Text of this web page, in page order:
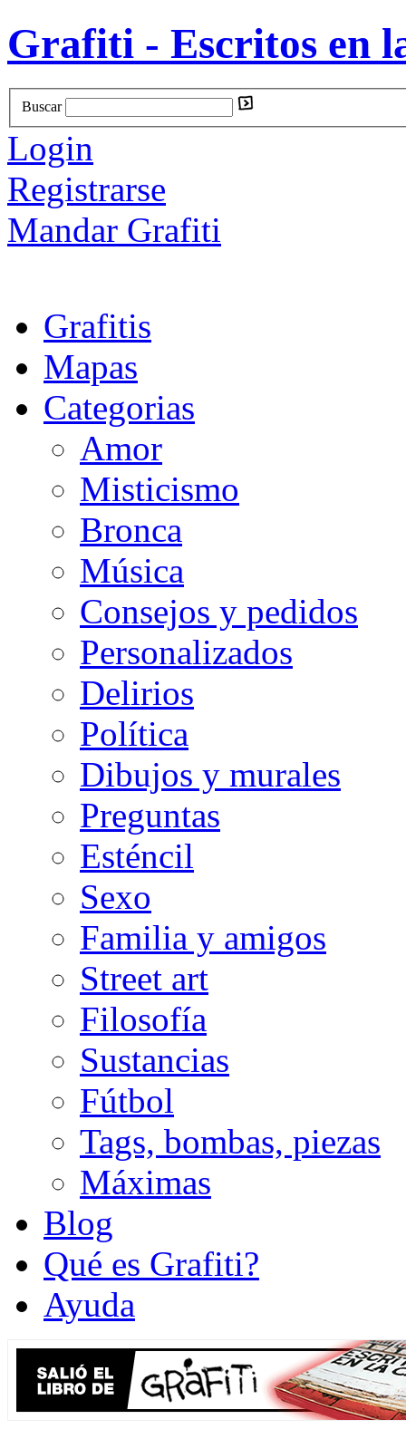
Grafiti - Escritos en
Buscar
Login
Registrarse
Mandar Grafiti
Grafitis
Mapas
Categorias
Amor
Misticismo
Bronca
Música
Consejos y pedidos
Personalizados
Delirios
Política
Dibujos y murales
Preguntas
Esténcil
Sexo
Familia y amigos
Street art
Filosofía
Sustancias
Fútbol
Tags, bombas, piezas
Máximas
Blog
Qué es Grafiti?
Ayuda